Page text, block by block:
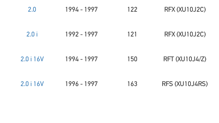
2.0 1994 - 1997 122 RFX (XU10J2C)
2.0 i 1992 - 1997 121 RFX (XU10J2C)
2.0 i 16V 1994 - 1997 150 RFT (XU10J4/Z)
2.0 i 16V 1996 - 1997 163 RFS (XU10J4RS)